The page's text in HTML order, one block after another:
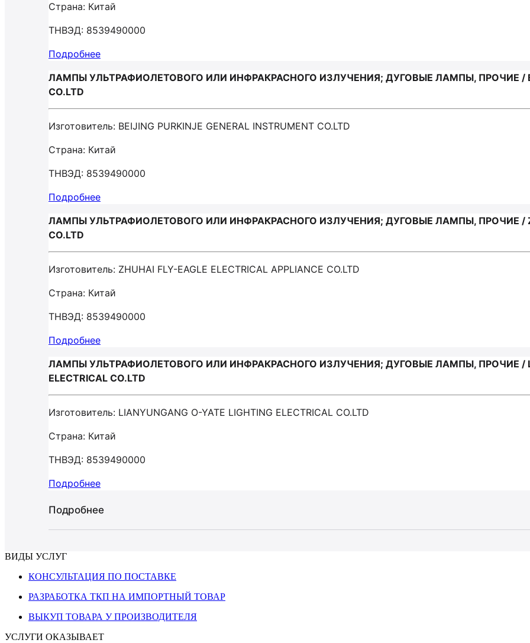
Страна: Китай
ТНВЭД: 8539490000
Подробнее
ЛАМПЫ УЛЬТРАФИОЛЕТОВОГО ИЛИ ИНФРАКРАСНОГО ИЗЛУЧЕНИЯ; ДУГОВЫЕ ЛАМПЫ, ПРОЧИЕ /
CO.LTD
Изготовитель: BEIJING PURKINJE GENERAL INSTRUMENT CO.LTD
Страна: Китай
ТНВЭД: 8539490000
Подробнее
ЛАМПЫ УЛЬТРАФИОЛЕТОВОГО ИЛИ ИНФРАКРАСНОГО ИЗЛУЧЕНИЯ; ДУГОВЫЕ ЛАМПЫ, ПРОЧИЕ /
CO.LTD
Изготовитель: ZHUHAI FLY-EAGLE ELECTRICAL APPLIANCE CO.LTD
Страна: Китай
ТНВЭД: 8539490000
Подробнее
ЛАМПЫ УЛЬТРАФИОЛЕТОВОГО ИЛИ ИНФРАКРАСНОГО ИЗЛУЧЕНИЯ; ДУГОВЫЕ ЛАМПЫ, ПРОЧИЕ /
ELECTRICAL CO.LTD
Изготовитель: LIANYUNGANG O-YATE LIGHTING ELECTRICAL CO.LTD
Страна: Китай
ТНВЭД: 8539490000
Подробнее
Подробнее
ВИДЫ УСЛУГ
КОНСУЛЬТАЦИЯ ПО ПОСТАВКЕ
РАЗРАБОТКА ТКП НА ИМПОРТНЫЙ ТОВАР
ВЫКУП ТОВАРА У ПРОИЗВОДИТЕЛЯ
УСЛУГИ ОКАЗЫВАЕТ